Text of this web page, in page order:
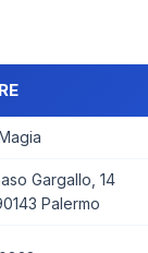
Gargallo, 14
Palermo